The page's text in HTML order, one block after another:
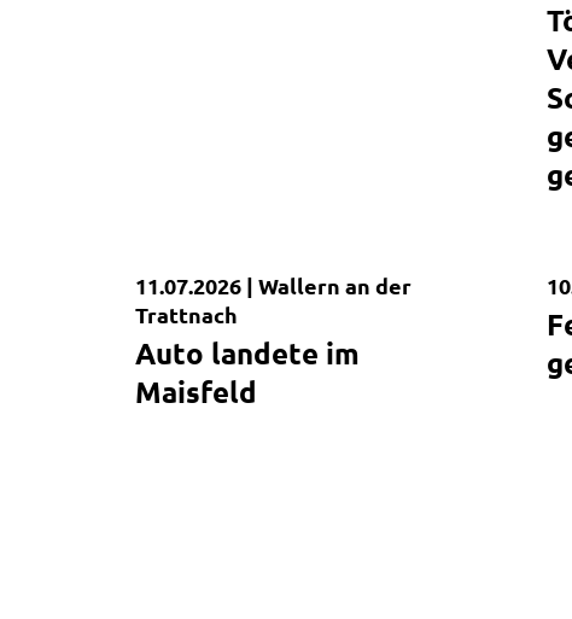
Kurzmeldung
11.07.2026 | Wallern an der
Trattnach
Auto landete im
Maisfeld